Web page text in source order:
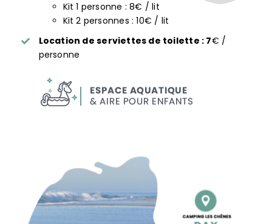
Kit 1 personne : 8€ / lit
Kit 2 personnes : 10€ / lit
Location de serviettes de toilette : 7€ /
personne